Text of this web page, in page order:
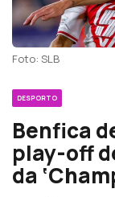
Foto: SLB
DESPORTO
Benfica
play-off
da